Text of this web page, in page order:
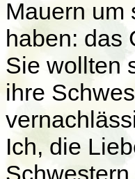
Mauern um
haben: das
Sie wollten
ihre
Ich, die